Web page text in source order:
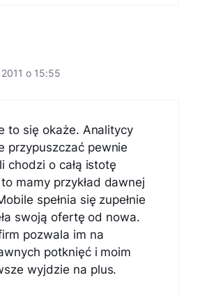
o 15:55
to się okaże. Analitycy
przypuszczać pewnie
chodzi o całą istotę
mamy przykład dawnej
spełnia się zupełnie
swoją ofertę od nowa.
pozwala im na
potknięć i moim
wyjdzie na plus.